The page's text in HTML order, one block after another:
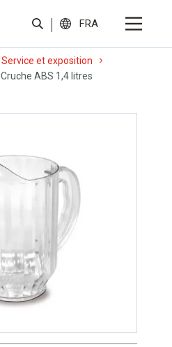
FRA
Service et exposition
Cruche ABS 1,4 litres